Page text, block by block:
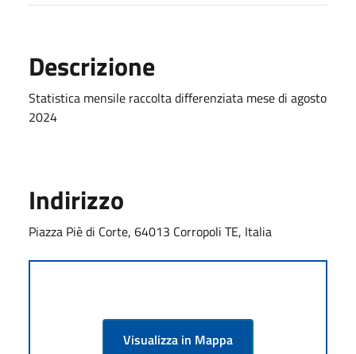
Descrizione
Statistica mensile raccolta differenziata mese di agosto
2024
Indirizzo
Piazza Piè di Corte, 64013 Corropoli TE, Italia
Visualizza in Mappa